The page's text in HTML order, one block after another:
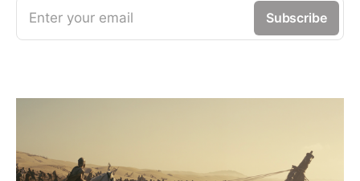
Enter your email Subscribe